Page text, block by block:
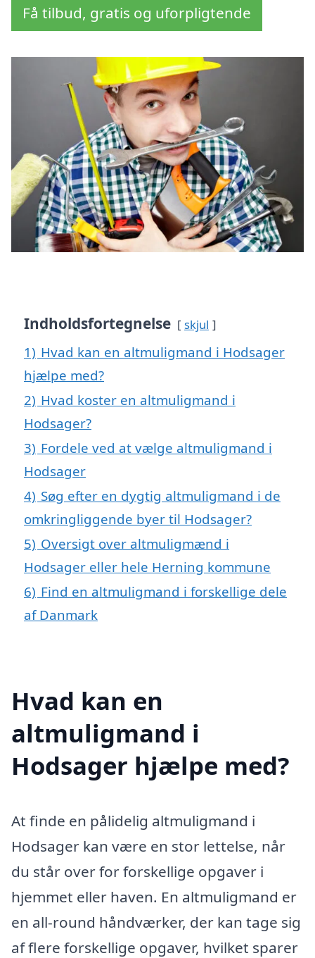
Få tilbud, gratis og uforpligtende
Indholdsfortegnelse skjul
1) Hvad kan en altmuligmand i Hodsager
hjælpe med?
2) Hvad koster en altmuligmand i
Hodsager?
3) Fordele ved at vælge altmuligmand i
Hodsager
4) Søg efter en dygtig altmuligmand i de
omkringliggende byer til Hodsager?
5) Oversigt over altmuligmænd i
Hodsager eller hele Herning kommune
6) Find en altmuligmand i forskellige dele
af Danmark
Hvad kan en
altmuligmand i
Hodsager hjælpe med?
At finde en pålidelig altmuligmand i
Hodsager kan være en stor lettelse, når
du står over for forskellige opgaver i
hjemmet eller haven. En altmuligmand er
en all-round håndværker, der kan tage sig
af flere forskellige opgaver, hvilket sparer